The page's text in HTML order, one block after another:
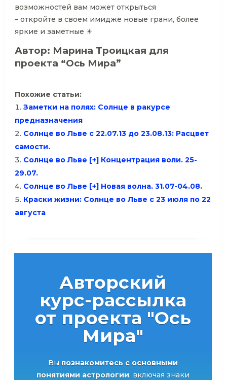
возможностей вам может открыться
– откройте в своем имидже новые грани, более
яркие и заметные ☀
Автор: Марина Троицкая для
проекта “Ось Мира”
Похожие статьи:
Заметки на полях: Солнце в ракурсе
предназначения
Солнце во Льве с 22.07.13 до 23.08.13: Расцвет
самости.
Солнце во Льве [+] Концентрация воли. 25-
29.07.
Солнце во Льве [+] Новая волна. 31.07-04.08.
Краски жизни: Солнце во Льве с 23 июля по 22
августа
Авторский
курс-рассылка
от проекта "Ось
Мира"
Вы познакомитесь с основными
понятиями астрологии, включая знаки